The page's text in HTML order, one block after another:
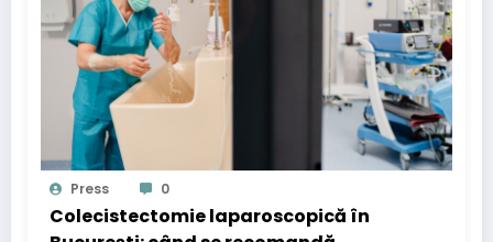
Press 0
Colecistectomie laparoscopică în